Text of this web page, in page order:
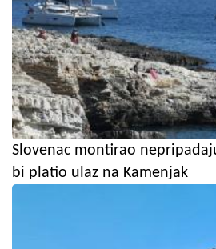
Slovenac montirao
bi platio ulaz na Kamenjak